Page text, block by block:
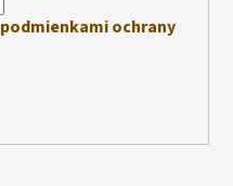
podmienkami ochrany